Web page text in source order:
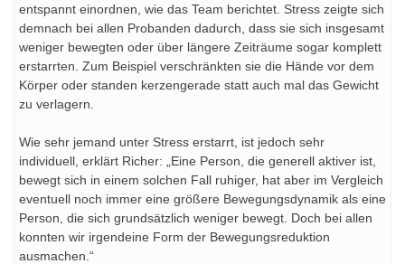
entspannt einordnen, wie das Team berichtet. Stress zeigte sich
demnach bei allen Probanden dadurch, dass sie sich insgesamt
weniger bewegten oder über längere Zeiträume sogar komplett
erstarrten. Zum Beispiel verschränkten sie die Hände vor dem
Körper oder standen kerzengerade statt auch mal das Gewicht
zu verlagern.
Wie sehr jemand unter Stress erstarrt, ist jedoch sehr
individuell, erklärt Richer: „Eine Person, die generell aktiver ist,
bewegt sich in einem solchen Fall ruhiger, hat aber im Vergleich
eventuell noch immer eine größere Bewegungsdynamik als eine
Person, die sich grundsätzlich weniger bewegt. Doch bei allen
konnten wir irgendeine Form der Bewegungsreduktion
ausmachen.“